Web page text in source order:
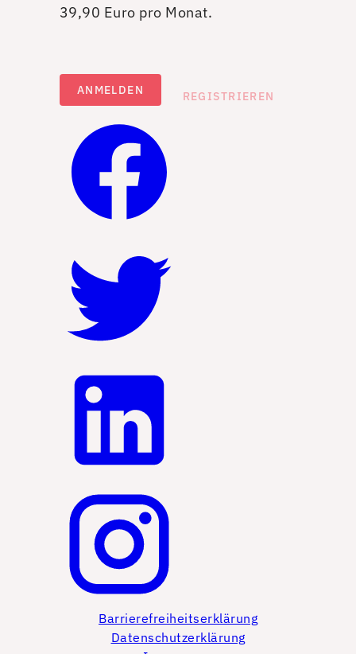
39,90 Euro pro Monat.
ANMELDEN REGISTRIEREN
Barrierefreiheitserklärung
Datenschutzerklärung